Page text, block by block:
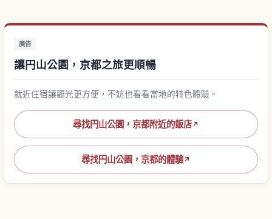
廣告
讓円山公園，京都之旅更順暢
就近住宿讓觀光更方便，不妨也看看當地的特色體驗。
尋找円山公園，京都附近的飯店↗
尋找円山公園，京都的體驗↗